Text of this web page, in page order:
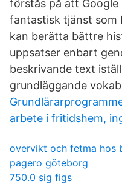
förstås på att
fantastisk tjänst
kan berätta bättre
uppsatser enbart
beskrivande text
grundläggande
arbete i fritidshem,
overvikt och fetma hos
pagero göteborg
750.0 sig figs